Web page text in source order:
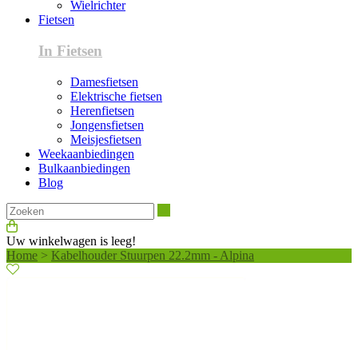
Wielrichter
Fietsen
In Fietsen
Damesfietsen
Elektrische fietsen
Herenfietsen
Jongensfietsen
Meisjesfietsen
Weekaanbiedingen
Bulkaanbiedingen
Blog
Uw winkelwagen is leeg!
Home > Kabelhouder Stuurpen 22.2mm - Alpina